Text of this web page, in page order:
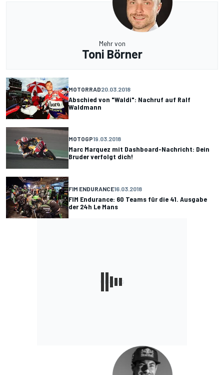
Mehr von
Toni Börner
MOTORRAD20.03.2018
Abschied von "Waldi": Nachruf auf Ralf
Waldmann
MOTOGP19.03.2018
Marc Marquez mit Dashboard-Nachricht: Dein
Bruder verfolgt dich!
FIM ENDURANCE16.03.2018
FIM Endurance: 60 Teams für die 41. Ausgabe
der 24h Le Mans